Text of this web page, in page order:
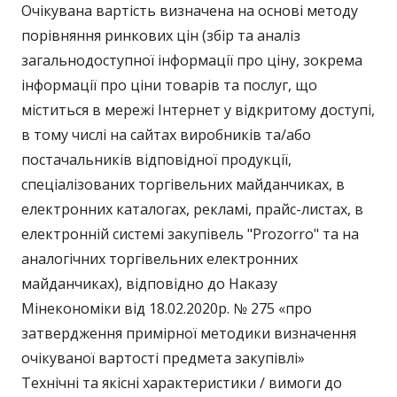
Очікувана вартість визначена на основі методу
порівняння ринкових цін (збір та аналіз
загальнодоступної інформації про ціну, зокрема
інформації про ціни товарів та послуг, що
міститься в мережі Інтернет у відкритому доступі,
в тому числі на сайтах виробників та/або
постачальників відповідної продукції,
спеціалізованих торгівельних майданчиках, в
електронних каталогах, рекламі, прайс-листах, в
електронній системі закупівель "Prozorro" та на
аналогічних торгівельних електронних
майданчиках), відповідно до Наказу
Мінекономіки від 18.02.2020р. № 275 «про
затвердження примірної методики визначення
очікуваної вартості предмета закупівлі»
Технічні та якісні характеристики / вимоги до